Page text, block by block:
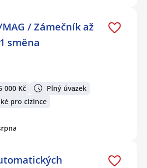
/ Zámečník až
směna
000 Kč
Plný úvazek
pro cizince